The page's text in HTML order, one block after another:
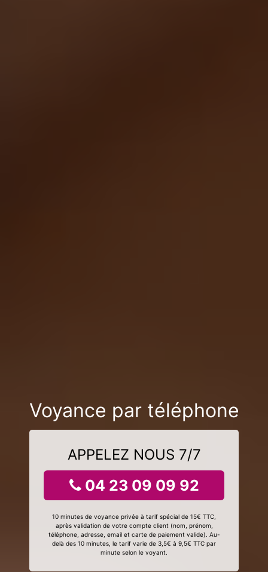
Voyance par téléphone
APPELEZ NOUS 7/7
04 23 09 09 92
10 minutes de voyance privée à tarif spécial de 15€ TTC,
après validation de votre compte client (nom, prénom,
téléphone, adresse, email et carte de paiement valide). Au-
delà des 10 minutes, le tarif varie de 3,5€ à 9,5€ TTC par
minute selon le voyant.